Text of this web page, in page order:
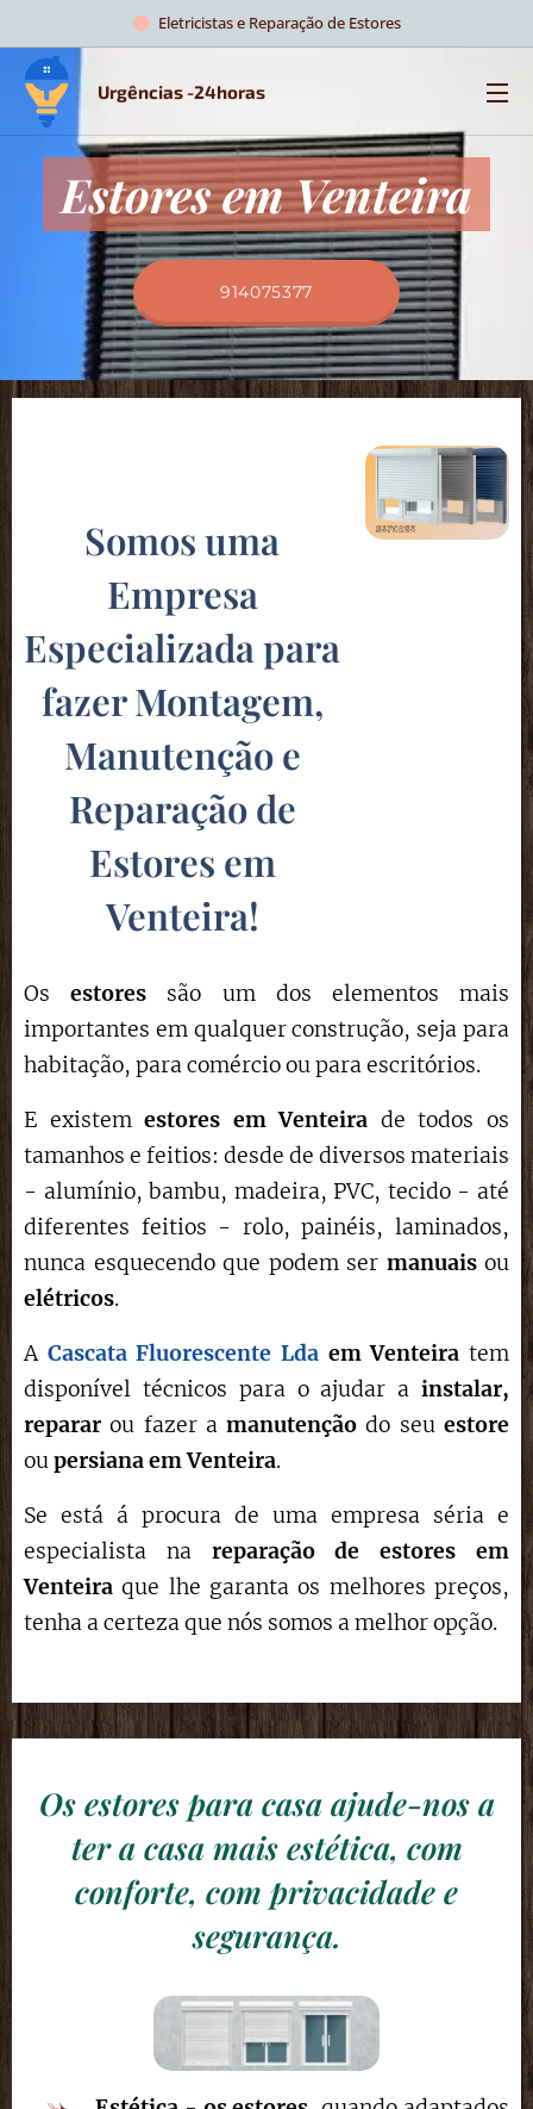
Eletricistas e Reparação de Estores
Urgências -24horas
Estores em Venteira
914075377
Somos uma
Empresa
Especializada para
fazer Montagem,
Manutenção e
Reparação de
Estores em
Venteira!
Os estores são um dos elementos mais
importantes em qualquer construção, seja para
habitação, para comércio ou para escritórios.
E existemestores em Venteira de todos os
tamanhos e feitios: desde de diversos materiais
- alumínio, bambu, madeira, PVC, tecido - até
diferentes feitios - rolo, painéis, laminados,
nunca esquecendo que podem ser manuaisou
elétricos.
A Cascata Fluorescente Lda emVenteiratem
disponível técnicos para o ajudar a instalar,
reparar ou fazer amanutenção do seuestore
oupersiana emVenteira.
Se está á procura de uma empresa séria e
especialista na reparação de estores em
Venteira que lhe garanta os melhores preços,
tenha a certeza que nós somos a melhor opção.
Os estores para casa ajude-nos a
ter a casa mais estética, com
conforte, com privacidade e
segurança.